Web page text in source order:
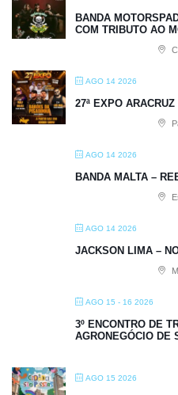
BANDA
COM TRIBUTO AO
AGO 14 2026
27ª EXPO ARACRUZ
AGO 14 2026
BANDA MALTA –
AGO 14 2026
JACKSON LIMA –
AGO 15 - 16 2026
3º ENCONTRO DE
AGRONEGÓCIO DE
AGO 15 2026